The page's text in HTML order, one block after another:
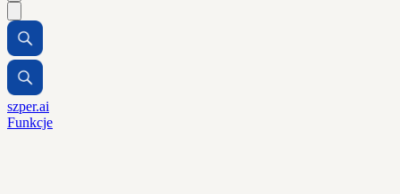
szper.ai
Funkcje